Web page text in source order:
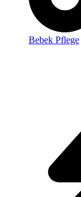
Bebek Pflege